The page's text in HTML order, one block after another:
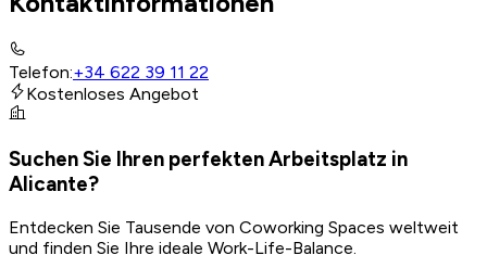
Telefon:+34 622 39 11 22
Kostenloses Angebot
Suchen Sie Ihren perfekten Arbeitsplatz in
Alicante?
Entdecken Sie Tausende von Coworking Spaces weltweit
und finden Sie Ihre ideale Work-Life-Balance.